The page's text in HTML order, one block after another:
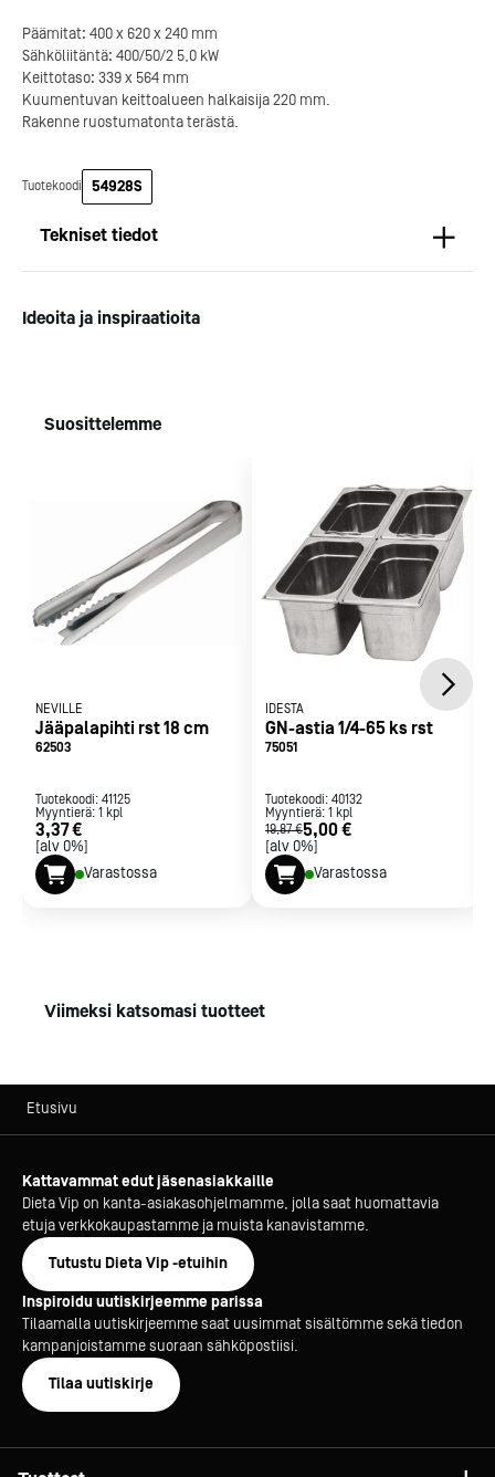
Päämitat: 400 x 620 x 240 mm
Sähköliitäntä: 400/50/2 5,0 kW
Keittotaso: 339 x 564 mm
Kuumentuvan keittoalueen halkaisija 220 mm.
Rakenne ruostumatonta terästä.
Tuotekoodi 54928S
Tekniset tiedot
Syvyys (mm): 400
Ideoita ja inspiraatioita
Kotipizza on vuonna 1987
perustettu yritys, jolla on yli
300 ravintolaa eri puolella
Suomea. Dieta on tehnyt
yhteistyötä, ja olemme
toimineet yhteistyökumppanina
ravintoloiden suunnittelussa,
Kotipizza Group
ansainneet ravintolat
Suosittelemme
NEVILLE
Jääpalapihti rst 18 cm
62503
Tuotekoodi: 41125
Myyntierä: 1 kpl
3,37 €
[alv 0%]
Varastossa
IDESTA
GN-astia 1/4-65 ks rst
75051
Tuotekoodi: 40132
Myyntierä: 1 kpl
19,87 €5,00 €
[alv 0%]
Varastossa
Viimeksi katsomasi tuotteet
Etusivu
Kattavammat edut jäsenasiakkaille
Dieta Vip on kanta-asiakasohjelmamme, jolla saat huomattavia
etuja verkkokaupastamme ja muista kanavistamme.
Tutustu Dieta Vip -etuihin
Inspiroidu uutiskirjeemme parissa
Tilaamalla uutiskirjeemme saat uusimmat sisältömme sekä tiedon
kampanjoistamme suoraan sähköpostiisi.
Tilaa uutiskirje